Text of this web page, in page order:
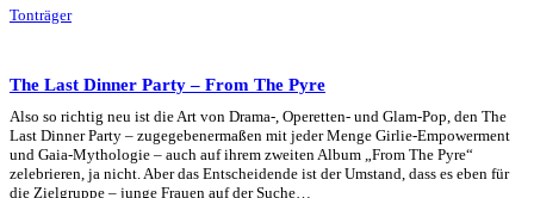
Tonträger
The Last Dinner Party – From The Pyre
Also so richtig neu ist die Art von Drama-, Operetten- und Glam-Pop, den The
Last Dinner Party – zugegebenermaßen mit jeder Menge Girlie-Empowerment
und Gaia-Mythologie – auch auf ihrem zweiten Album „From The Pyre“
zelebrieren, ja nicht. Aber das Entscheidende ist der Umstand, dass es eben für
die Zielgruppe – junge Frauen auf der Suche…